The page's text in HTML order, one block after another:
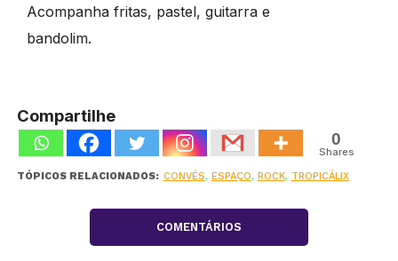
Acompanha fritas, pastel, guitarra e
bandolim.
Compartilhe
0
Shares
TÓPICOS RELACIONADOS: CONVÉS, ESPAÇO, ROCK, TROPICÁLIX
COMENTÁRIOS